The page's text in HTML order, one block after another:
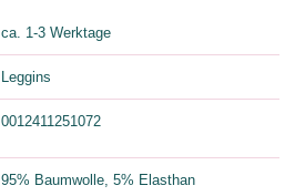
ca. 1-3 Werktage
Leggins
0012411251072
95% Baumwolle, 5% Elasthan